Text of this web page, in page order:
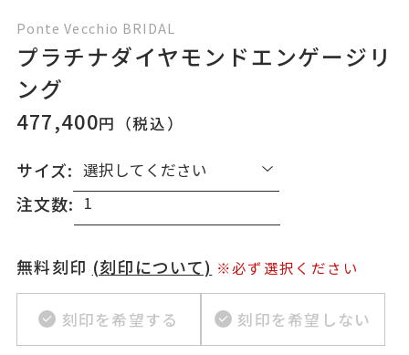
Ponte Vecchio BRIDAL
プラチナダイヤモンドエンゲージリ
ング
477,400円（税込）
サイズ:
注文数:
無料刻印 (刻印について) ※必ず選択ください
刻印を希望する 刻印を希望しない